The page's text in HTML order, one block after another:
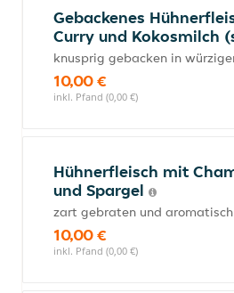
Gebackenes
Curry und Kokosmilch
knusprig gebacken in
10,00 €
inkl. Pfand (0,00 €)
Hühnerfleisch mit
und Spargel
zart gebraten und
10,00 €
inkl. Pfand (0,00 €)